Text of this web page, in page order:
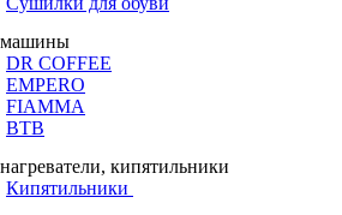
DR COFFEE
EMPERO
FIAMMA
BTB
кипятильники
Кипятильники